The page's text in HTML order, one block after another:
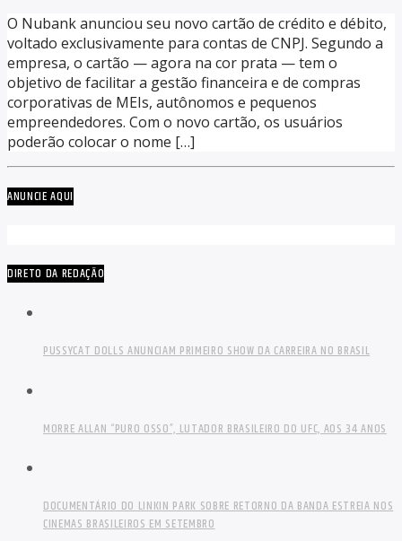
O Nubank anunciou seu novo cartão de crédito e débito,
voltado exclusivamente para contas de CNPJ. Segundo a
empresa, o cartão — agora na cor prata — tem o
objetivo de facilitar a gestão financeira e de compras
corporativas de MEIs, autônomos e pequenos
empreendedores. Com o novo cartão, os usuários
poderão colocar o nome […]
ANUNCIE AQUI
DIRETO DA REDAÇÃO
PUSSYCAT DOLLS ANUNCIAM PRIMEIRO SHOW DA CARREIRA NO BRASIL
MORRE ALLAN “PURO OSSO”, LUTADOR BRASILEIRO DO UFC, AOS 34 ANOS
DOCUMENTÁRIO DO LINKIN PARK SOBRE RETORNO DA BANDA ESTREIA NOS
CINEMAS BRASILEIROS EM SETEMBRO